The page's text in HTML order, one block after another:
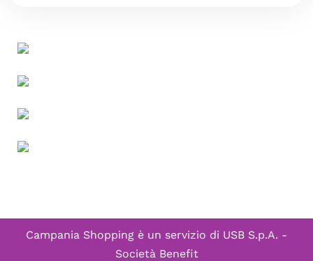
Campania Shopping è un servizio di USB S.p.A. -
Società Benefit